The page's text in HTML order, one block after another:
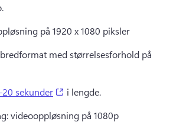
på 1920 x 1080 piksler
med størrelsesforhold på
sekunder (opens in a new tab)
i lengde.
videooppløsning på 1080p